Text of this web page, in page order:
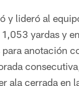
lideró al
yardas y
anotación
ala cerrada en